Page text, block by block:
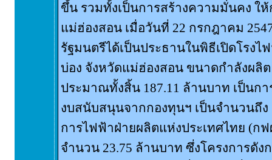
ขึ้น รวมทั้งเป็นการสร้างความมั่นคง ใ
แม่ฮ่องสอน เมื่อวันที่ 22 กรกฎาคม
รัฐมนตรีได้เป็นประธานในพิธีเปิดโรงไ
บ่อง จังหวัดแม่ฮ่องสอน ขนาดกำลังผลิต
ประมาณทั้งสิ้น 187.11 ล้านบาท เป็นกา
งบสนับสนุนจากกองทุนฯ เป็นจำนวนถึง
การไฟฟ้าฝ่ายผลิตแห่งประเทศไทย (ก
จำนวน 23.75 ล้านบาท ซึ่งโครงการดั